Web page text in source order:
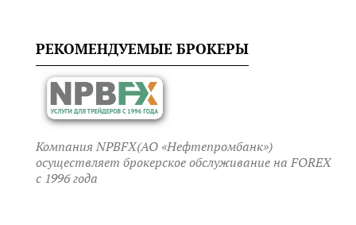
РЕКОМЕНДУЕМЫЕ БРОКЕРЫ
Компания NPBFX(АО «Нефтепромбанк»)
осуществляет брокерское обслуживание на FOREX
c 1996 года